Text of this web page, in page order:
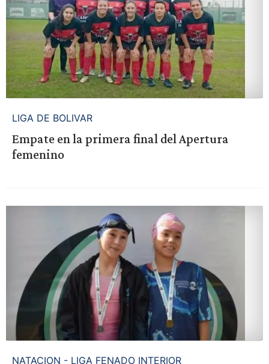
LIGA DE BOLIVAR
Empate en la primera final del Apertura
femenino
NATACION - LIGA FENADO INTERIOR